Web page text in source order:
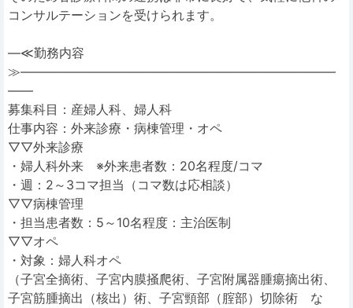
コンサルテーションを受けられます。
―≪勤務内容
≫―――――――――――――――――――――――――
――
募集科目：産婦人科、婦人科
仕事内容：外来診療・病棟管理・オペ
▽▽外来診療
・婦人科外来 ※外来患者数：20名程度/コマ
・週：2～3コマ担当（コマ数は応相談）
▽▽病棟管理
・担当患者数：5～10名程度：主治医制
▽▽オペ
・対象：婦人科オペ
（子宮全摘術、子宮内膜掻爬術、子宮附属器腫瘍摘出術、
子宮筋腫摘出（核出）術、子宮頸部（腟部）切除術 な